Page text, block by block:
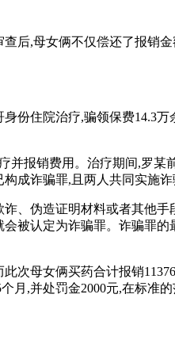
后,母女俩不仅偿还了报销
份住院治疗,骗领保费14.3
报销费用。治疗期间,罗某
成诈骗罪,且两人共同实施诈
、伪造证明材料或者其他
被认定为诈骗罪。诈骗罪
次母女俩买药合计报销
,并处罚金2000元,在标准的